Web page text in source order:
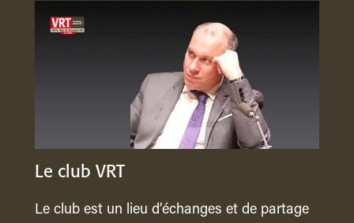
Le club VRT
Le club est un lieu d’échanges et de partage